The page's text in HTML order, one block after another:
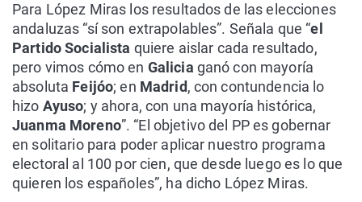
Para López Miras los resultados de las elecciones
andaluzas “sí son extrapolables”. Señala que “el
Partido Socialista quiere aislar cada resultado,
pero vimos cómo en Galicia ganó con mayoría
absoluta Feijóo; en Madrid, con contundencia lo
hizo Ayuso; y ahora, con una mayoría histórica,
Juanma Moreno”. “El objetivo del PP es gobernar
en solitario para poder aplicar nuestro programa
electoral al 100 por cien, que desde luego es lo que
quieren los españoles”, ha dicho López Miras.